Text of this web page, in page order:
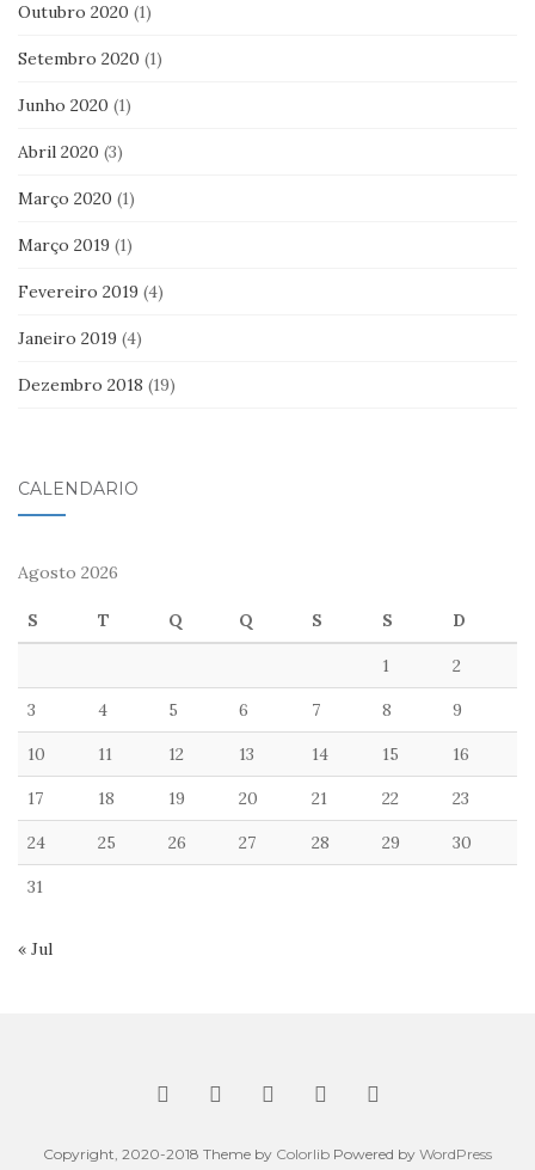
Outubro 2020 (1)
Setembro 2020 (1)
Junho 2020 (1)
Abril 2020 (3)
Março 2020 (1)
Março 2019 (1)
Fevereiro 2019 (4)
Janeiro 2019 (4)
Dezembro 2018 (19)
CALENDÁRIO
Agosto 2026
S T Q Q S S D
1 2
3 4 5 6 7 8 9
10 11 12 13 14 15 16
17 18 19 20 21 22 23
24 25 26 27 28 29 30
31
« Jul
Copyright, 2020-2018 Theme by Colorlib Powered by WordPress